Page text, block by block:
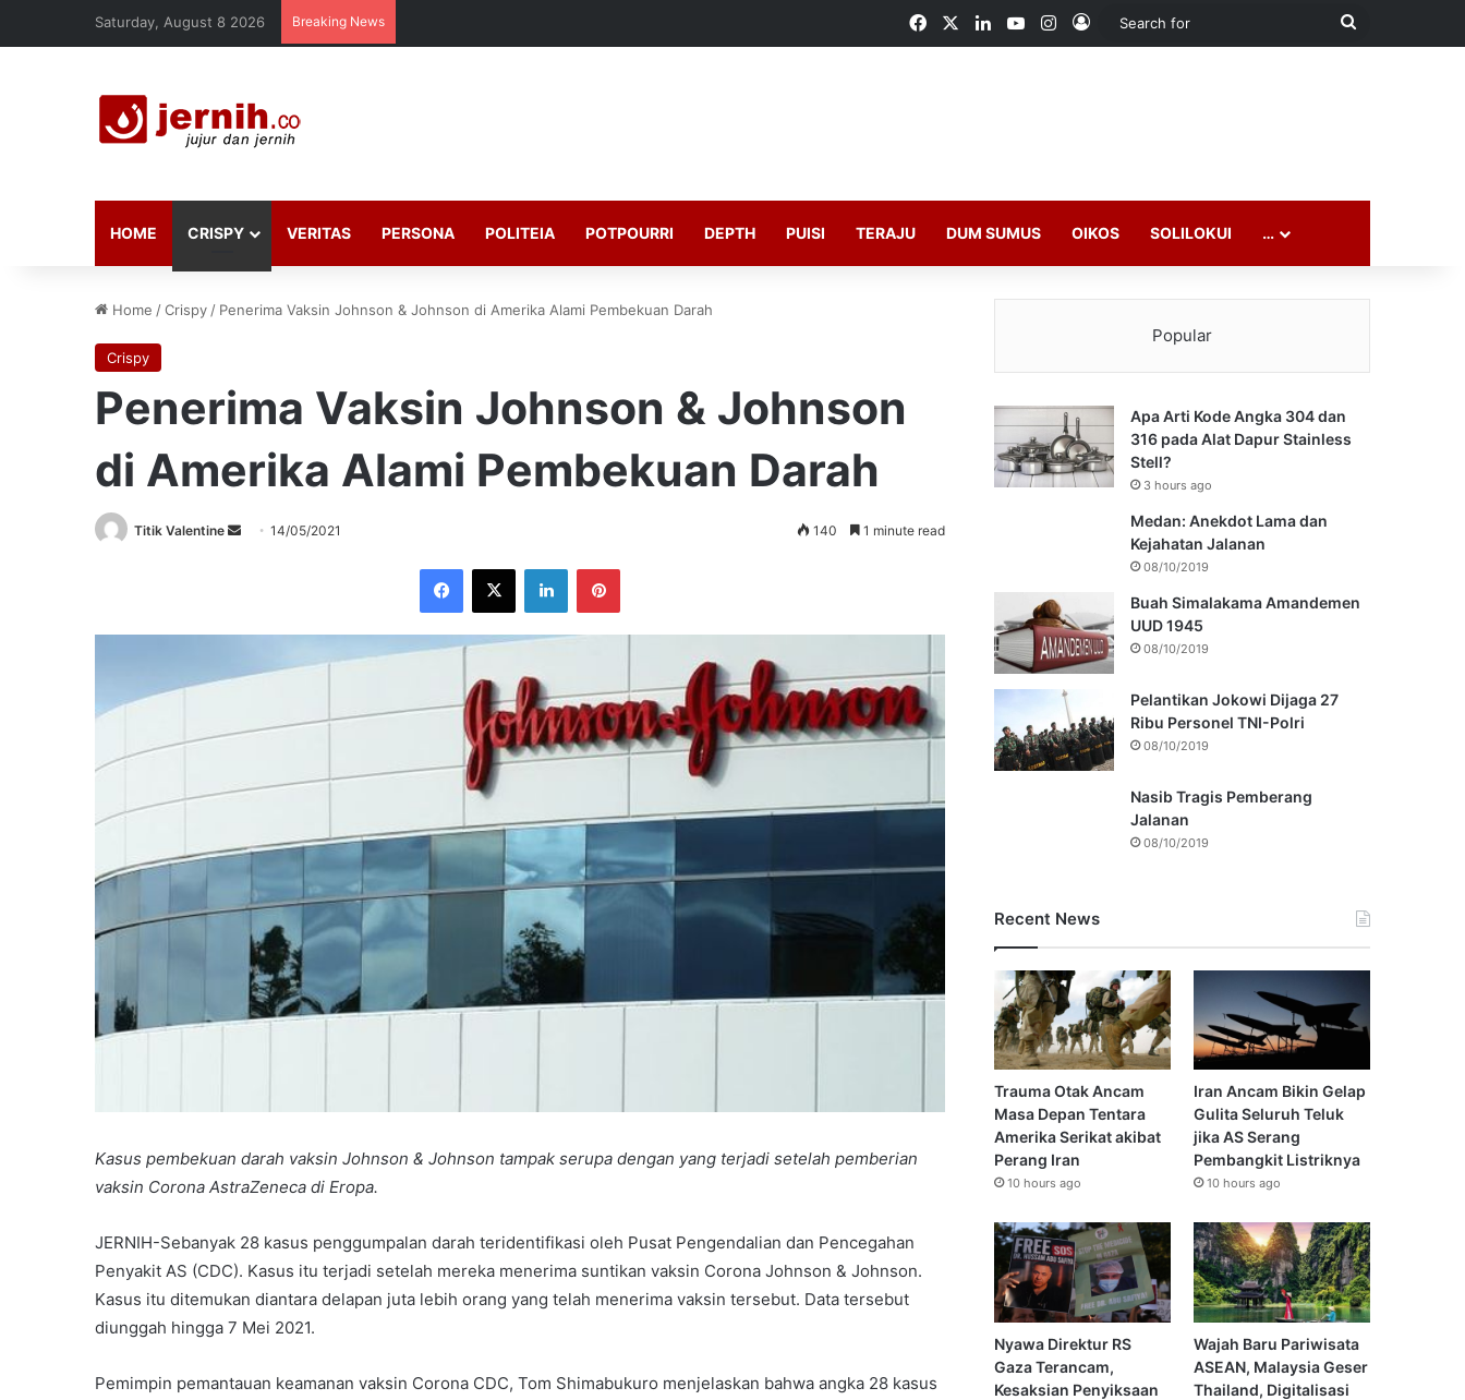
Saturday, August 8 2026 Breaking News FacebookLinkedInYouTubeInstagram
Log In
Search
HOME CRISPY VERITAS PERSONA POLITEIA POTPOURRI DEPTH PUISI TERAJU DUM SUMUS OIKOS SOLILOKUI …
Home /Crispy / Penerima Vaksin Johnson & Johnson di Amerika Alami Pembekuan Darah
Crispy
Penerima Vaksin Johnson & Johnson
di Amerika Alami Pembekuan Darah
Titik Valentine
Send14/05/2021 140 1 minute read
Facebook
X LinkedInPinterest
Kasus pembekuan darah vaksin Johnson & Johnson tampak serupa dengan yang terjadi setelah pemberian
vaksin Corona AstraZeneca di Eropa.
JERNIH-Sebanyak 28 kasus penggumpalan darah teridentifikasi oleh Pusat Pengendalian dan Pencegahan
Penyakit AS (CDC). Kasus itu terjadi setelah mereka menerima suntikan vaksin Corona Johnson & Johnson.
Kasus itu ditemukan diantara delapan juta lebih orang yang telah menerima vaksin tersebut. Data tersebut
diunggah hingga 7 Mei 2021.
Pemimpin pemantauan keamanan vaksin Corona CDC, Tom Shimabukuro menjelaskan bahwa angka 28 kasus
Popular
Apa Arti Kode Angka 304 dan
316 pada Alat Dapur Stainless
Stell?
3 hours ago
Medan: Anekdot Lama dan
Kejahatan Jalanan
08/10/2019
Buah Simalakama Amandemen
UUD 1945
08/10/2019
Pelantikan Jokowi Dijaga 27
Ribu Personel TNI-Polri
08/10/2019
Nasib Tragis Pemberang
Jalanan
08/10/2019
Recent News
Trauma Otak Ancam
Masa Depan Tentara
Amerika Serikat akibat
Perang Iran
10 hours ago
Iran Ancam Bikin Gelap
Gulita Seluruh Teluk
jika AS Serang
Pembangkit Listriknya
10 hours ago
Nyawa Direktur RS
Gaza Terancam,
Kesaksian Penyiksaan
Wajah Baru Pariwisata
ASEAN, Malaysia Geser
Thailand, Digitalisasi